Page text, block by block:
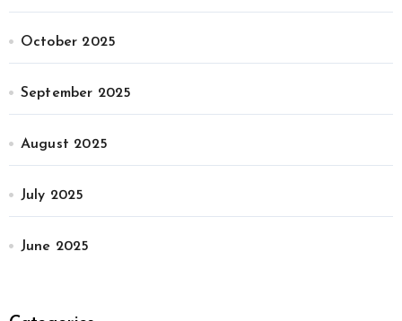
October 2025
September 2025
August 2025
July 2025
June 2025